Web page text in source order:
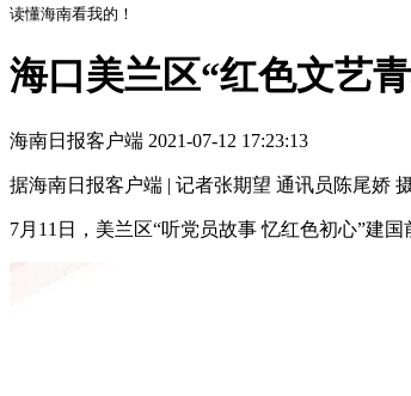
读懂海南看我的！
海口美兰区“红色文艺
海南日报客户端 2021-07-12 17:23:13
据海南日报客户端 | 记者张期望 通讯员陈尾娇
7月11日，美兰区“听党员故事 忆红色初心”建